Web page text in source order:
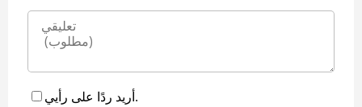
أريد ردًا على رأيي.